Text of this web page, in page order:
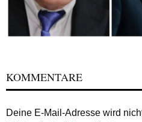
KOMMENTARE
Deine E-Mail-Adresse wird